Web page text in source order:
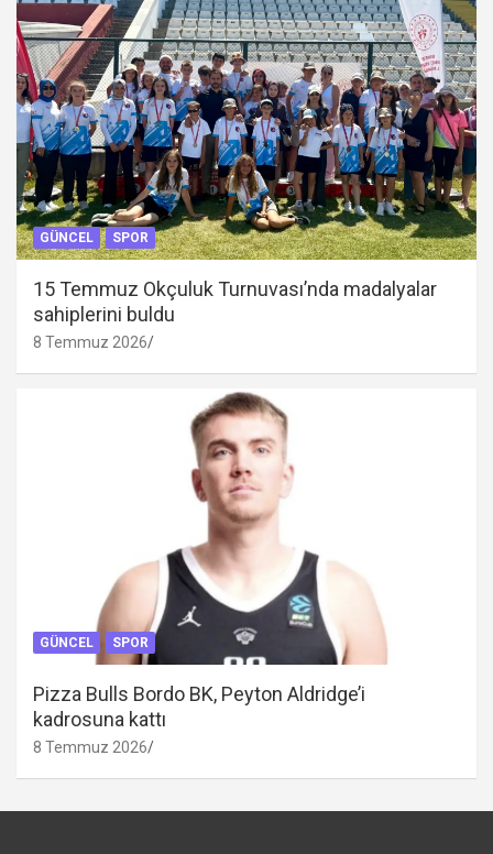
GÜNCEL SPOR
15 Temmuz Okçuluk Turnuvası’nda madalyalar
sahiplerini buldu
8 Temmuz 2026
GÜNCEL SPOR
Pizza Bulls Bordo BK, Peyton Aldridge’i
kadrosuna kattı
8 Temmuz 2026